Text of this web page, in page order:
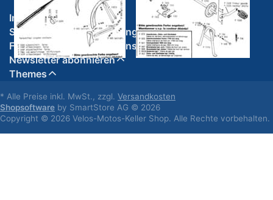
Informationen
Service, Versand & Zahlung
Firma, Impressum & Datenschutz
Newsletter abonnieren
Themes
* Alle Preise inkl. MwSt., zzgl. Versandkosten
Shopsoftware by SmartStore AG © 2026
Copyright © 2026 Velos-Motos-Keller Shop. Alle Rechte vorbehalten.